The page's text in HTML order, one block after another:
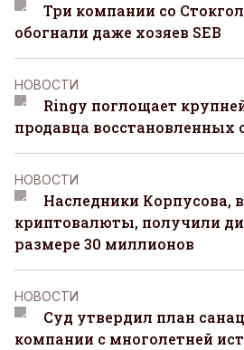
Три компании со
обогнали даже хозяев SEB
НОВОСТИ
Ringy поглощает
продавца восстановленных
НОВОСТИ
Наследники Корпусова,
криптовалюты, получили
размере 30 миллионов
НОВОСТИ
Суд утвердил план
компании с многолетней